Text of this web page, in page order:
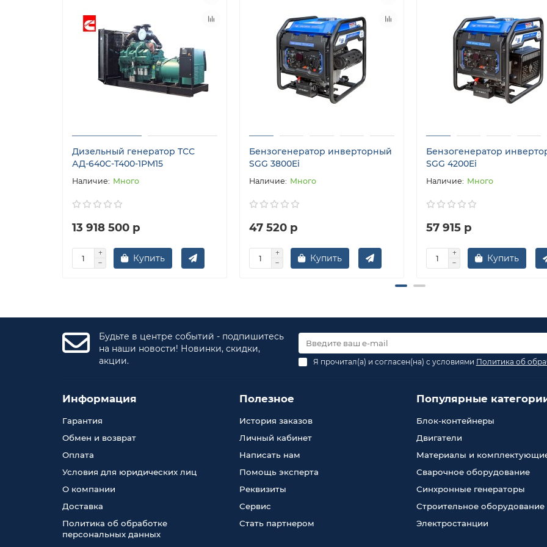
Дизельный генератор ТСС
АД-640C-Т400-1РМ15
Много
13 918 500 р
Купить
Бензогенератор инверторный
SGG 3800Ei
Много
47 520 р
Купить
Бензогенератор
SGG 4200Ei
Много
57 915 р
Купить
Будьте в центре событий - подпишитесь
на наши новости! Новинки, скидки,
акции.
Я прочитал(а) и согласен(на) с условиями Политика об
Информация
Гарантия
Обмен и возврат
Оплата
Условия для юридических лиц
О компании
Доставка
Политика об обработке
персональных данных
Полезное
История заказов
Личный кабинет
Написать нам
Помощь эксперта
Реквизиты
Сервис
Стать партнером
Популярные
Блок-контейнеры
Двигатели
Материалы и
Сварочное оборудование
Синхронные генераторы
Строительное оборудование
Электростанции